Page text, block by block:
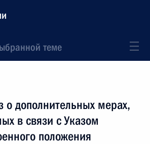
теме
о дополнительных мерах,
в связи с Указом
положения